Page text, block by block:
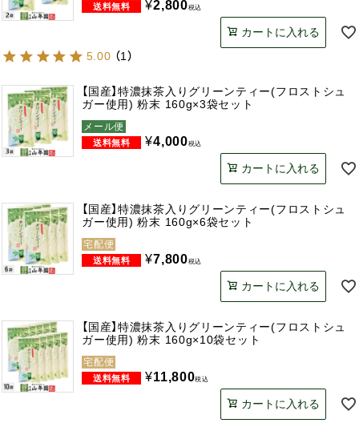
¥2,800税込
カートに入れる
5.00 （1）
【国産】特濃抹茶入りグリーンティー(フロストシュ
ガー使用) 粉末 160g×3袋セット
メール便
¥4,000税込
カートに入れる
【国産】特濃抹茶入りグリーンティー(フロストシュ
ガー使用) 粉末 160g×6袋セット
宅配便
¥7,800税込
カートに入れる
【国産】特濃抹茶入りグリーンティー(フロストシュ
ガー使用) 粉末 160g×10袋セット
宅配便
¥11,800税込
カートに入れる